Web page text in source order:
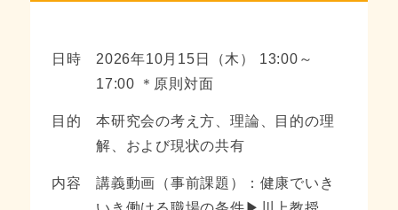
日時
2026年10月15日（木） 13:00～
17:00 ＊原則対面
目的
本研究会の考え方、理論、目的の理
解、および現状の共有
内容
講義動画（事前課題）：健康でいき